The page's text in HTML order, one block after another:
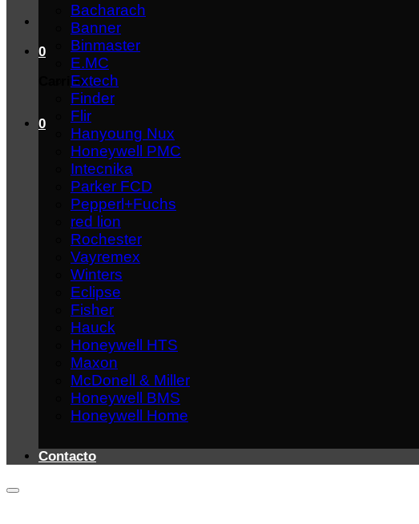
0
Carrito
0
Bacharach
Banner
Binmaster
E.MC
Extech
Finder
Flir
Hanyoung Nux
Honeywell PMC
Intecnika
Parker FCD
Pepperl+Fuchs
red lion
Rochester
Vayremex
Winters
Eclipse
Fisher
Hauck
Honeywell HTS
Maxon
McDonell & Miller
Honeywell BMS
Honeywell Home
Contacto